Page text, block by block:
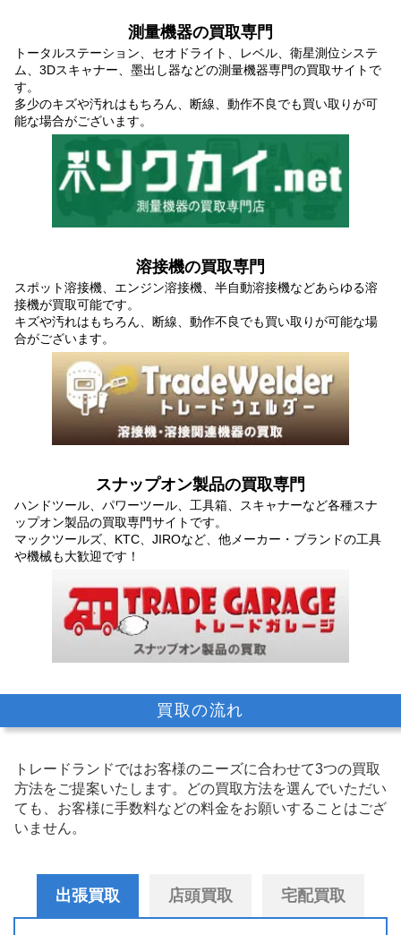
測量機器の買取専門
トータルステーション、セオドライト、レベル、衛星測位システ
ム、3Dスキャナー、墨出し器などの測量機器専門の買取サイトで
す。
多少のキズや汚れはもちろん、断線、動作不良でも買い取りが可
能な場合がございます。
溶接機の買取専門
スポット溶接機、エンジン溶接機、半自動溶接機などあらゆる溶
接機が買取可能です。
キズや汚れはもちろん、断線、動作不良でも買い取りが可能な場
合がございます。
スナップオン製品の買取専門
ハンドツール、パワーツール、工具箱、スキャナーなど各種スナ
ップオン製品の買取専門サイトです。
マックツールズ、KTC、JIROなど、他メーカー・ブランドの工具
や機械も大歓迎です！
買取の流れ
トレードランドではお客様のニーズに合わせて3つの買取
方法をご提案いたします。
どの買取方法を選んでいただい
ても、お客様に手数料などの料金をお願いすることはござ
いません。
出張買取 店頭買取 宅配買取